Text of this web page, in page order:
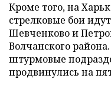
Кроме того, на
стрелковые бои
Шевченково и
Волчанского
штурмовые
продвинулись на